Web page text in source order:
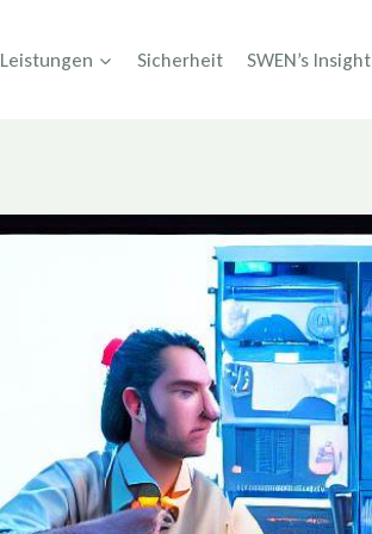
Leistungen Sicherheit SWEN’s Insight